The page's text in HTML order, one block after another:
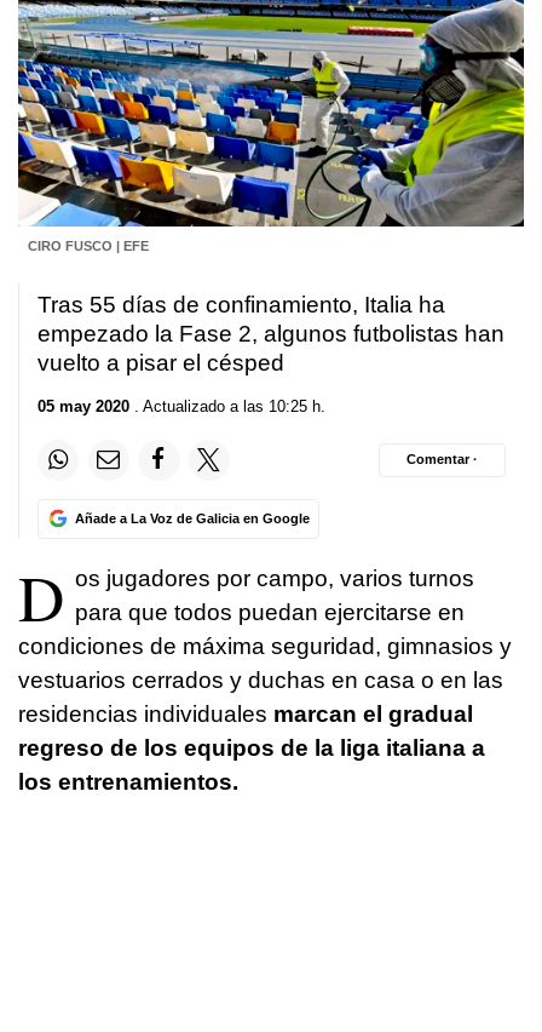
CIRO FUSCO | EFE
Tras 55 días de confinamiento, Italia ha
empezado la Fase 2, algunos futbolistas han
vuelto a pisar el césped
05 may 2020 . Actualizado a las 10:25 h.
Añade a La Voz de Galicia en Google
Comentar ·
D os jugadores por campo, varios turnos
para que todos puedan ejercitarse en
condiciones de máxima seguridad, gimnasios y
vestuarios cerrados y duchas en casa o en las
residencias individuales marcan el gradual
regreso de los equipos de la liga italiana a
los entrenamientos.